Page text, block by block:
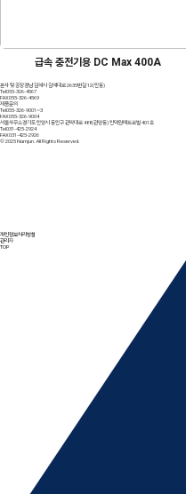
급속 충전기용 DC Max 400A
본사 및 공장경남 김해시 김해대로 2635번길 12(안동)
Tel055-326-4567
FAX055-326-4569
제품문의
Tel055-326-9001~3
FAX055-326-9004
서울사무소경기도 안양시 동안구 관악대로 488(관양동) 인덕원메트로빌 401호
Tel031-425-2924
FAX031-425-2926
© 2025 Namjun. All Rights Reserved.
개인정보처리방침
관리자
TOP